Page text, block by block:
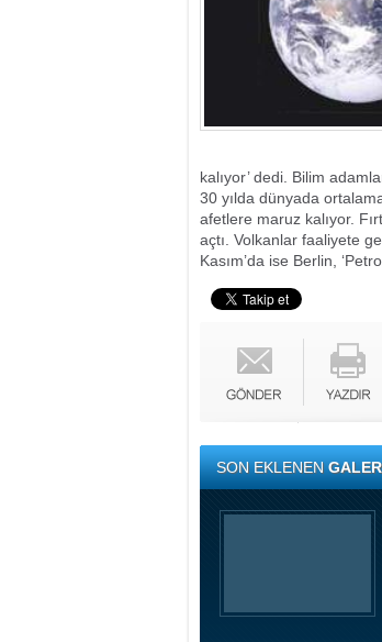
kalıyor’ dedi. Bilim
30 yılda dünyada
afetlere maruz kalıyor.
açtı. Volkanlar faaliyete
Kasım’da ise Berlin,
SON EKLENEN